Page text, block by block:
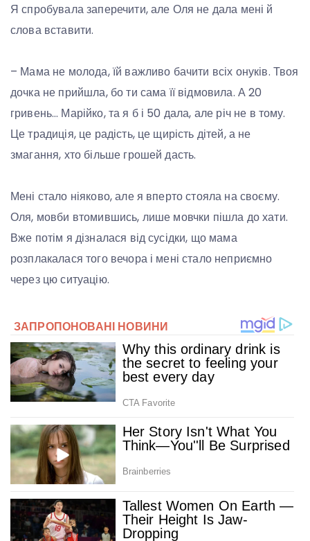
Я спробувала заперечити, але Оля не дала мені й
слова вставити.
– Мама не молода, їй важливо бачити всіх онуків. Твоя
дочка не прийшла, бо ти сама її відмовила. А 20
гривень… Марійко, та я б і 50 дала, але річ не в тому.
Це традиція, це радість, це щирість дітей, а не
змагання, хто більше грошей дасть.
Мені стало ніяково, але я вперто стояла на своєму.
Оля, мовби втомившись, лише мовчки пішла до хати.
Вже потім я дізналася від сусідки, що мама
розплакалася того вечора і мені стало неприємно
через цю ситуацію.